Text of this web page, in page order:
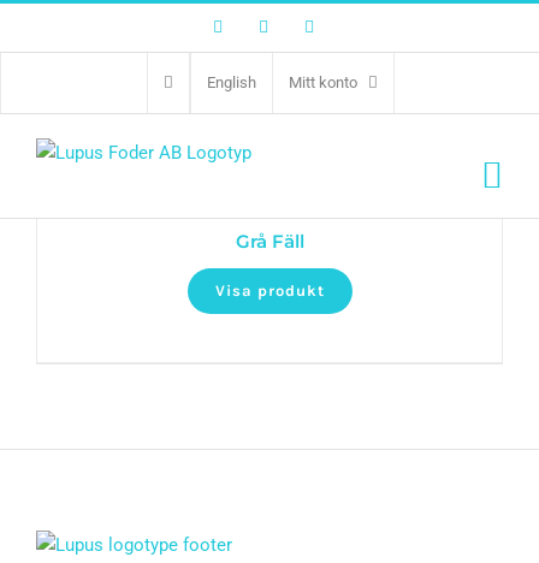
FacebookTwitter
English Mitt konto
Grå Fäll
Visa produkt